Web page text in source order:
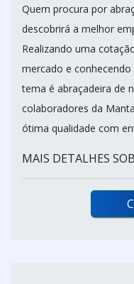
Quem procura por
descobrirá a melhor
Realizando uma
mercado e
tema é abraçadeira de
colaboradores da
ótima qualidade com
MAIS DETALHES